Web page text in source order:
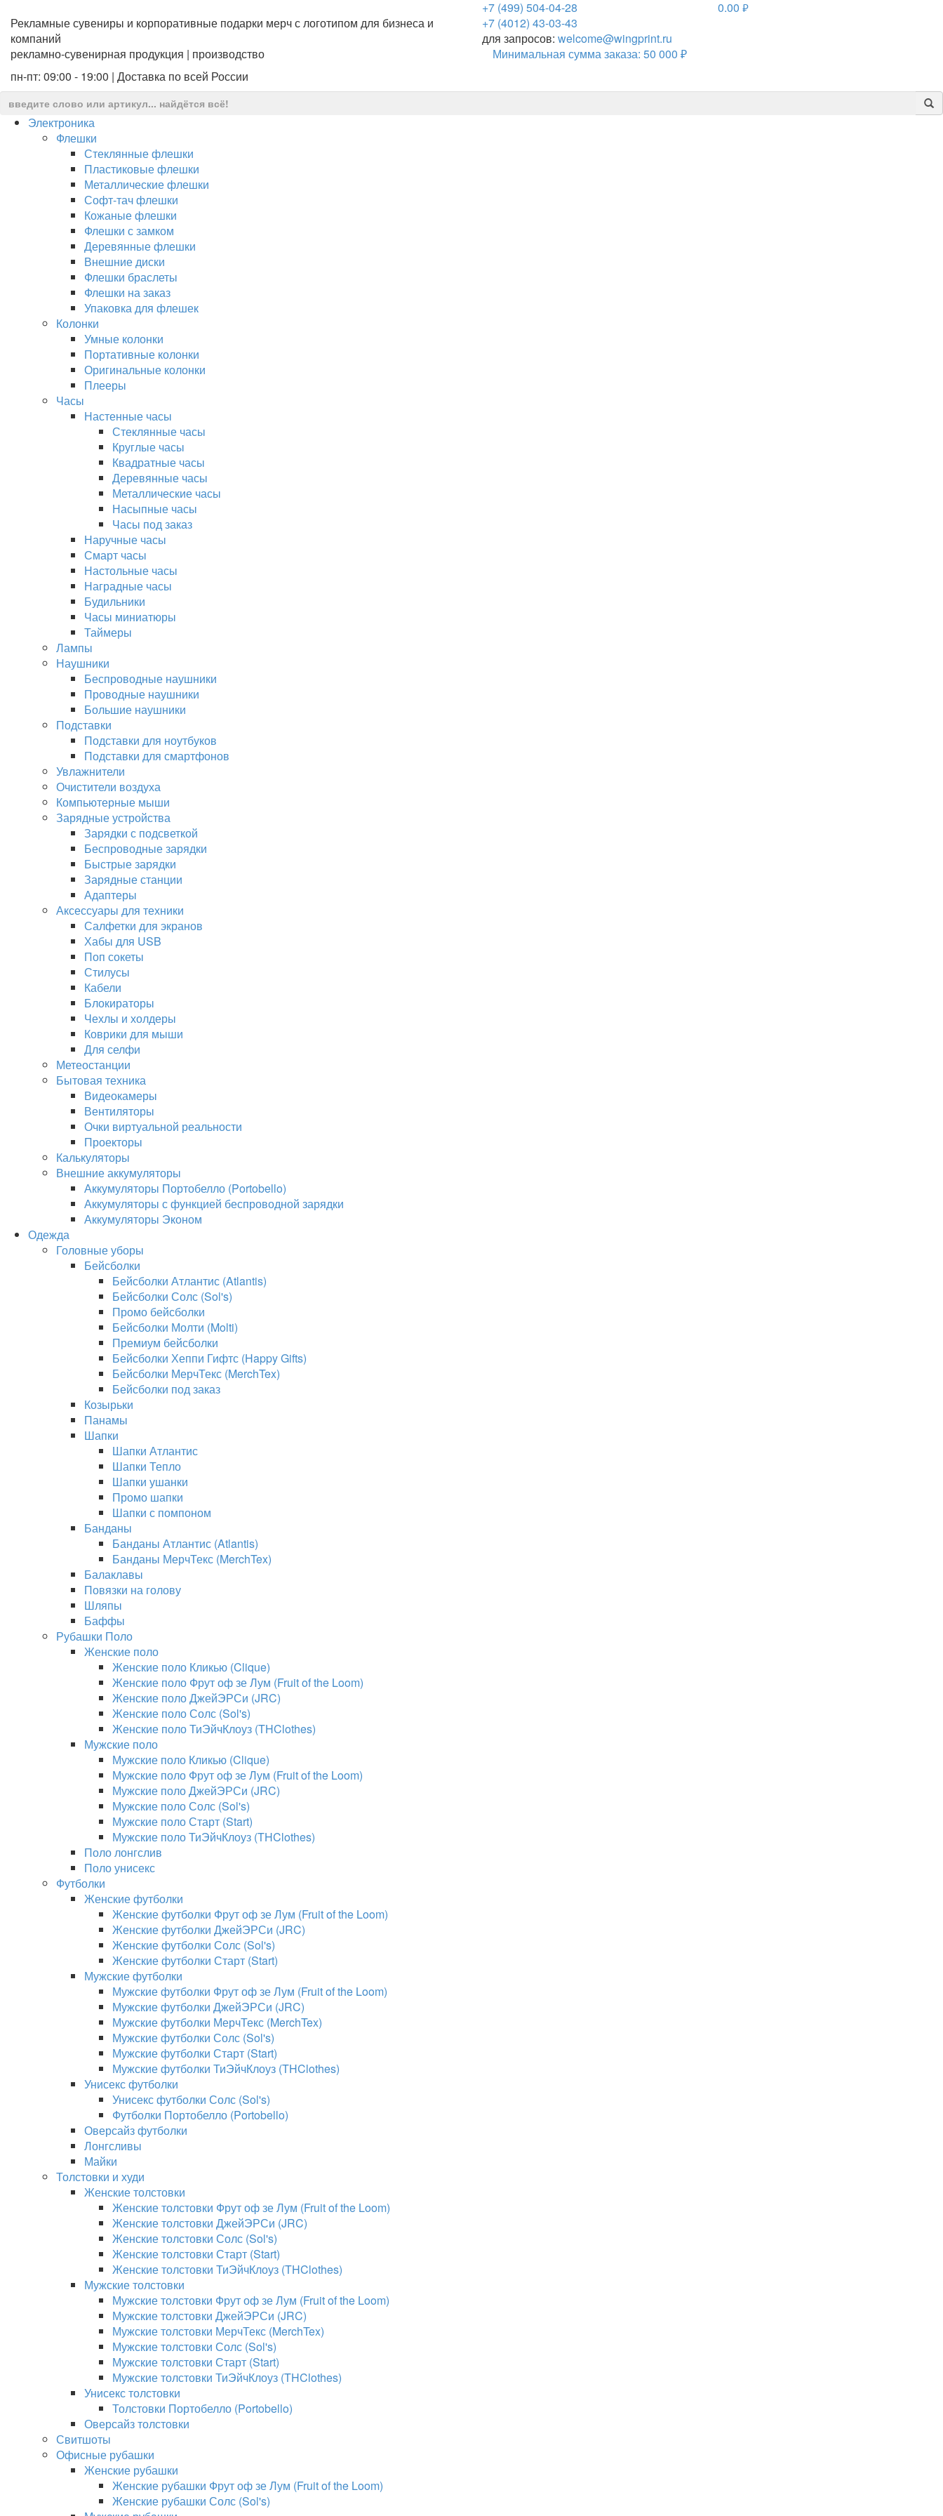
Рекламные сувениры и корпоративные подарки мерч с логотипом для бизнеса и
компаний
рекламно-сувенирная продукция | производство
пн-пт: 09:00 - 19:00 | Доставка по всей России
+7 (499) 504-04-28
+7 (4012) 43-03-43
для запросов: welcome@wingprint.ru
Минимальная сумма заказа: 50 000 ₽
0.00 руб.
Электроника
Флешки
Стеклянные флешки
Пластиковые флешки
Металлические флешки
Софт-тач флешки
Кожаные флешки
Флешки с замком
Деревянные флешки
Внешние диски
Флешки браслеты
Флешки на заказ
Упаковка для флешек
Колонки
Умные колонки
Портативные колонки
Оригинальные колонки
Плееры
Часы
Настенные часы
Стеклянные часы
Круглые часы
Квадратные часы
Деревянные часы
Металлические часы
Насыпные часы
Часы под заказ
Наручные часы
Смарт часы
Настольные часы
Наградные часы
Будильники
Часы миниатюры
Таймеры
Лампы
Наушники
Беспроводные наушники
Проводные наушники
Большие наушники
Подставки
Подставки для ноутбуков
Подставки для смартфонов
Увлажнители
Очистители воздуха
Компьютерные мыши
Зарядные устройства
Зарядки с подсветкой
Беспроводные зарядки
Быстрые зарядки
Зарядные станции
Адаптеры
Аксессуары для техники
Салфетки для экранов
Хабы для USB
Поп сокеты
Стилусы
Кабели
Блокираторы
Чехлы и холдеры
Коврики для мыши
Для селфи
Метеостанции
Бытовая техника
Видеокамеры
Вентиляторы
Очки виртуальной реальности
Проекторы
Калькуляторы
Внешние аккумуляторы
Аккумуляторы Портобелло (Portobello)
Аккумуляторы с функцией беспроводной зарядки
Аккумуляторы Эконом
Одежда
Головные уборы
Бейсболки
Бейсболки Атлантис (Atlantis)
Бейсболки Солс (Sol's)
Промо бейсболки
Бейсболки Молти (Molti)
Премиум бейсболки
Бейсболки Хеппи Гифтс (Happy Gifts)
Бейсболки МерчТекс (MerchTex)
Бейсболки под заказ
Козырьки
Панамы
Шапки
Шапки Атлантис
Шапки Тепло
Шапки ушанки
Промо шапки
Шапки с помпоном
Банданы
Банданы Атлантис (Atlantis)
Банданы МерчТекс (MerchTex)
Балаклавы
Повязки на голову
Шляпы
Баффы
Рубашки Поло
Женские поло
Женские поло Кликью (Clique)
Женские поло Фрут оф зе Лум (Fruit of the Loom)
Женские поло ДжейЭРСи (JRC)
Женские поло Солс (Sol's)
Женские поло ТиЭйчКлоуз (THClothes)
Мужские поло
Мужские поло Кликью (Clique)
Мужские поло Фрут оф зе Лум (Fruit of the Loom)
Мужские поло ДжейЭРСи (JRC)
Мужские поло Солс (Sol's)
Мужские поло Старт (Start)
Мужские поло ТиЭйчКлоуз (THClothes)
Поло лонгслив
Поло унисекс
Футболки
Женские футболки
Женские футболки Фрут оф зе Лум (Fruit of the Loom)
Женские футболки ДжейЭРСи (JRC)
Женские футболки Солс (Sol's)
Женские футболки Старт (Start)
Мужские футболки
Мужские футболки Фрут оф зе Лум (Fruit of the Loom)
Мужские футболки ДжейЭРСи (JRC)
Мужские футболки МерчТекс (MerchTex)
Мужские футболки Солс (Sol's)
Мужские футболки Старт (Start)
Мужские футболки ТиЭйчКлоуз (THClothes)
Унисекс футболки
Унисекс футболки Солс (Sol's)
Футболки Портобелло (Portobello)
Оверсайз футболки
Лонгсливы
Майки
Толстовки и худи
Женские толстовки
Женские толстовки Фрут оф зе Лум (Fruit of the Loom)
Женские толстовки ДжейЭРСи (JRC)
Женские толстовки Солс (Sol's)
Женские толстовки Старт (Start)
Женские толстовки ТиЭйчКлоуз (THClothes)
Мужские толстовки
Мужские толстовки Фрут оф зе Лум (Fruit of the Loom)
Мужские толстовки ДжейЭРСи (JRC)
Мужские толстовки МерчТекс (MerchTex)
Мужские толстовки Солс (Sol's)
Мужские толстовки Старт (Start)
Мужские толстовки ТиЭйчКлоуз (THClothes)
Унисекс толстовки
Толстовки Портобелло (Portobello)
Оверсайз толстовки
Свитшоты
Офисные рубашки
Женские рубашки
Женские рубашки Фрут оф зе Лум (Fruit of the Loom)
Женские рубашки Солс (Sol's)